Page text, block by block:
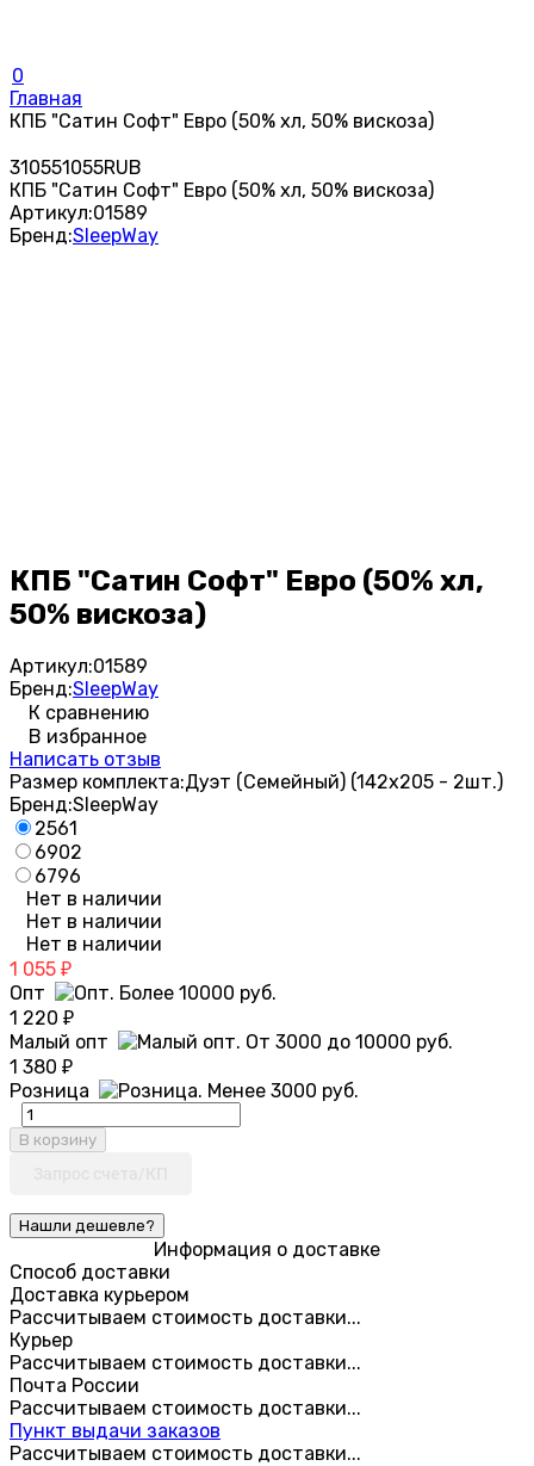
0
Главная
КПБ "Сатин Софт" Евро (50% хл, 50% вискоза)
310551055RUB
КПБ "Сатин Софт" Евро (50% хл, 50% вискоза)
Артикул:01589
Бренд:SleepWay
КПБ "Сатин Софт" Евро (50% хл,
50% вискоза)
Артикул:01589
Бренд:SleepWay
К сравнению
В избранное
Написать отзыв
Размер комплекта:Дуэт (Семейный) (142х205 - 2шт.)
Бренд:SleepWay
2561
6902
6796
Нет в наличии
Нет в наличии
Нет в наличии
1 055 ₽
Опт
1 220 ₽
Малый опт
1 380 ₽
Розница
В корзину
Информация о доставке
Способ доставки
Доставка курьером
Рассчитываем стоимость доставки...
Курьер
Рассчитываем стоимость доставки...
Почта России
Рассчитываем стоимость доставки...
Пункт выдачи заказов
Рассчитываем стоимость доставки...